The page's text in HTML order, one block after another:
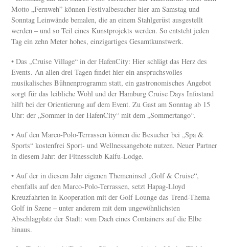
Motto „Fernweh” können Festivalbesucher hier am Samstag und
Sonntag Leinwände bemalen, die an einem Stahlgerüst ausgestellt
werden – und so Teil eines Kunstprojekts werden. So entsteht jeden
Tag ein zehn Meter hohes, einzigartiges Gesamtkunstwerk.
• Das „Cruise Village“ in der HafenCity: Hier schlägt das Herz des
Events. An allen drei Tagen findet hier ein anspruchsvolles
musikalisches Bühnenprogramm statt, ein gastronomisches Angebot
sorgt für das leibliche Wohl und der Hamburg Cruise Days Infostand
hilft bei der Orientierung auf dem Event. Zu Gast am Sonntag ab 15
Uhr: der „Sommer in der HafenCity“ mit dem „Sommertango“.
• Auf den Marco-Polo-Terrassen können die Besucher bei „Spa &
Sports“ kostenfrei Sport- und Wellnessangebote nutzen. Neuer Partner
in diesem Jahr: der Fitnessclub Kaifu-Lodge.
• Auf der in diesem Jahr eigenen Themeninsel „Golf & Cruise“,
ebenfalls auf den Marco-Polo-Terrassen, setzt Hapag-Lloyd
Kreuzfahrten in Kooperation mit der Golf Lounge das Trend-Thema
Golf in Szene – unter anderem mit dem ungewöhnlichsten
Abschlagplatz der Stadt: vom Dach eines Containers auf die Elbe
hinaus.